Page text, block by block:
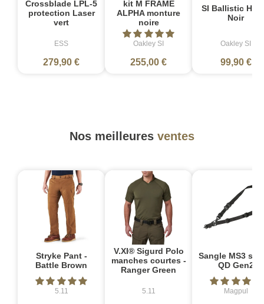
Crossblade LPL-5
protection Laser
vert
ESS
279,90 €
kit M FRAME
ALPHA monture
noire
Oakley SI
255,00 €
SI Ballistic
Noir
Oakley SI
99,90 €
Nos meilleures ventes
Stryke Pant -
Battle Brown
5.11
V.XI® Sigurd Polo
manches courtes -
Ranger Green
5.11
Sangle MS3
QD Gen2
Magpul